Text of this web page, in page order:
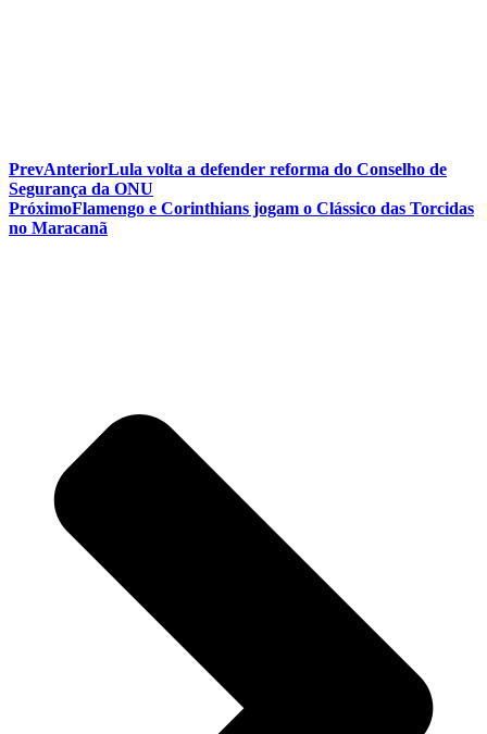
PrevAnteriorLula volta a defender reforma do Conselho de
Segurança da ONU
PróximoFlamengo e Corinthians jogam o Clássico das Torcidas
no Maracanã